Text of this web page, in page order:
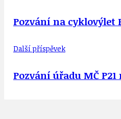
Pozvání na cyklovýlet
Další příspěvek
Pozvání úřadu MČ